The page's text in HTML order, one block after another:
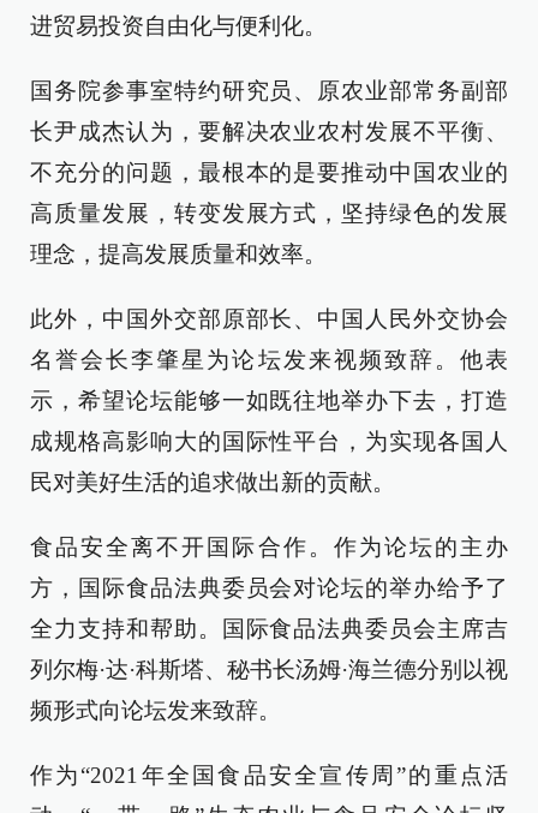
进贸易投资自由化与便利化。
国务院参事室特约研究员、原农业部常务副部
长尹成杰认为，要解决农业农村发展不平衡、
不充分的问题，最根本的是要推动中国农业的
高质量发展，转变发展方式，坚持绿色的发展
理念，提高发展质量和效率。
此外，中国外交部原部长、中国人民外交协会
名誉会长李肇星为论坛发来视频致辞。他表
示，希望论坛能够一如既往地举办下去，打造
成规格高影响大的国际性平台，为实现各国人
民对美好生活的追求做出新的贡献。
食品安全离不开国际合作。作为论坛的主办
方，国际食品法典委员会对论坛的举办给予了
全力支持和帮助。国际食品法典委员会主席吉
列尔梅·达·科斯塔、秘书长汤姆·海兰德分别以视
频形式向论坛发来致辞。
作为“2021年全国食品安全宣传周”的重点活